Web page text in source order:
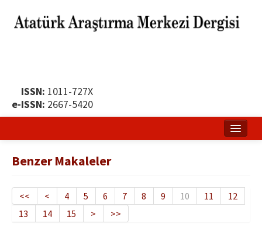
ISSN: 1011-727X
e-ISSN: 2667-5420
Yayın Politikası
Dergi Kurulları
Benzer Makaleler
<< < 4 5 6 7 8 9 10 11
12
13
14 15 > >>